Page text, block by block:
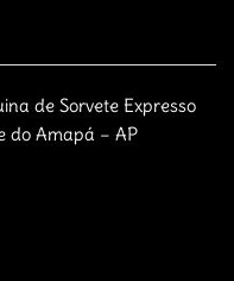
de Sorvete Expresso
do Amapá – AP